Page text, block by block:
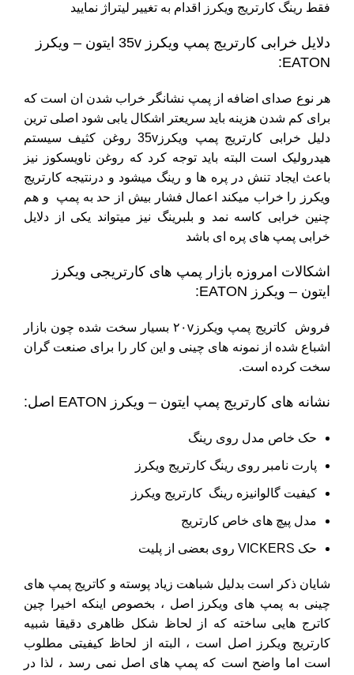
فقط رینگ کارتریج ویکرز اقدام به تغییر لیتراژ نمایید
دلایل خرابی کارتریج پمپ ویکرز 35v ایتون – ویکرز
EATON:
هر نوع صدای اضافه از پمپ نشانگر خراب شدن ان است که
برای کم شدن هزینه باید سریعتر اشکال یابی شود اصلی ترین
دلیل خرابی کارتریج پمپ ویکرز35v روغن کثیف سیستم
هیدرولیک است البته باید توجه کرد که روغن ناویسکوز نیز
باعث ایجاد تنش در پره ها و رینگ میشود و درنتیجه کارتریج
ویکرز را خراب میکند اعمال فشار بیش از حد به پمپ و هم
چنین خرابی کاسه نمد و بلبرینگ نیز میتواند یکی از دلایل
خرابی پمپ های پره ای باشد
اشکالات امروزه بازار پمپ های کارتریجی ویکرز
ایتون – ویکرز EATON:
فروش کاتریج پمپ ویکرز۲۰v بسیار سخت شده چون بازار
اشباع شده از نمونه های چینی و این کار را برای صنعت گران
سخت کرده است.
نشانه های کارتریج پمپ ایتون – ویکرز EATON اصل:
حک خاص مدل روی رینگ
پارت نامبر روی رینگ کارتریج ویکرز
کیفیت گالوانیزه رینگ کارتریج ویکرز
مدل پیچ های خاص کارتریج
حک VICKERS روی بعضی از پلیت
شایان ذکر است بدلیل شباهت زیاد پوسته و کاتریج پمپ های
چینی به پمپ های ویکرز اصل ، بخصوص اینکه اخیرا چین
کاترج هایی ساخته که از لحاظ شکل ظاهری دقیقا شبیه
کارتریج ویکرز اصل است ، البته از لحاظ کیفیتی مطلوب
است اما واضح است که پمپ های اصل نمی رسد ، لذا در